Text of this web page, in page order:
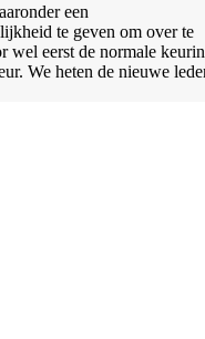
een
te geven om over te
wel eerst de normale
We heten de nieuwe